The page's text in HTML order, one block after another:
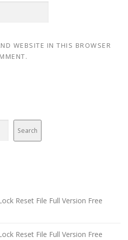
WEBSITE IN THIS BROWSER
Search
Reset File Full Version Free
Reset File Full Version Free